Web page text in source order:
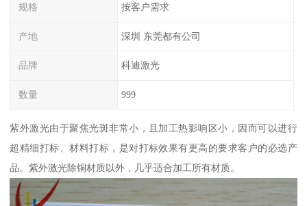
规格 按客户需求
产地 深圳 东莞都有公司
品牌 科迪激光
数量 999
紫外激光由于聚焦光斑非常小，且加工热影响区小，因而可以进行
超精细打标、材料打标，是对打标效果有更高的要求客户的必选产
品。紫外激光除铜材质以外，几乎适合加工所有材质。